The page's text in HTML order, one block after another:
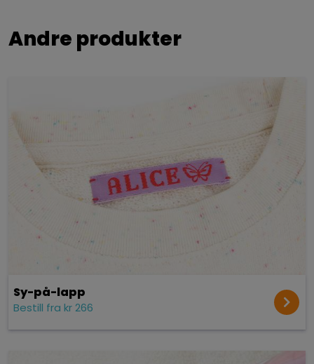
Andre produkter
Sy-på-lapp
Bestill fra kr 266